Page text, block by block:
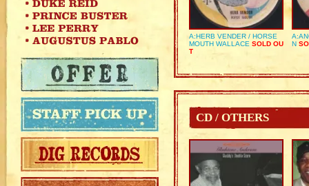
A:HERB VENDER / HORSE
MOUTH WALLACE SOLD OU
T
N
CD / OTHERS